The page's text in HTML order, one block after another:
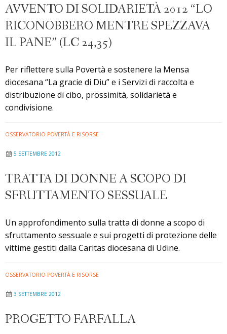
AVVENTO DI SOLIDARIETÀ 2012 “LO
RICONOBBERO MENTRE SPEZZAVA
IL PANE” (LC 24,35)
Per riflettere sulla Povertà e sostenere la Mensa
diocesana “La gracie di Diu” e i Servizi di raccolta e
distribuzione di cibo, prossimità, solidarietà e
condivisione.
OSSERVATORIO POVERTÀ E RISORSE
5 SETTEMBRE 2012
TRATTA DI DONNE A SCOPO DI
SFRUTTAMENTO SESSUALE
Un approfondimento sulla tratta di donne a scopo di
sfruttamento sessuale e sui progetti di protezione delle
vittime gestiti dalla Caritas diocesana di Udine.
OSSERVATORIO POVERTÀ E RISORSE
3 SETTEMBRE 2012
PROGETTO FARFALLA